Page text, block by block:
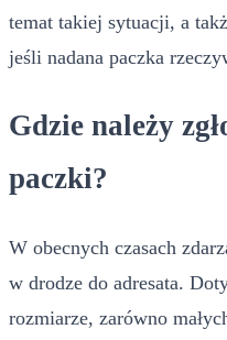
temat takiej sytuacji, a
jeśli nadana paczka
Gdzie należy
paczki?
W obecnych czasach
w drodze do adresata.
rozmiarze, zarówno